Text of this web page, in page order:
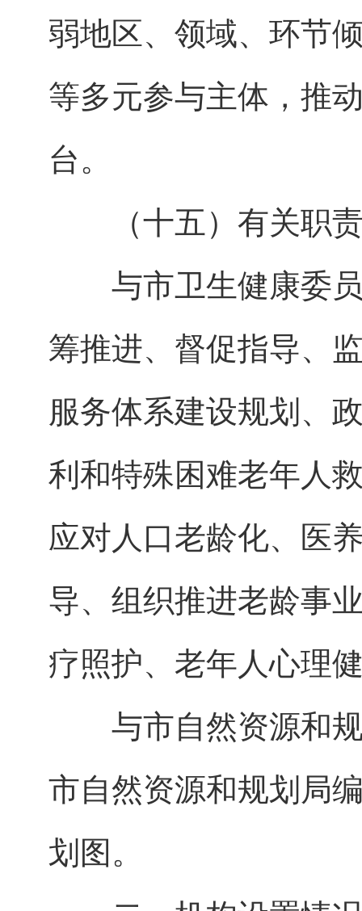
弱地区、领域、环节
等多元参与主体，推
台。
（十五）有关职责
与市卫生健康委员
筹推进、督促指导、
服务体系建设规划、
利和特殊困难老年人
应对人口老龄化、医
导、组织推进老龄事
疗照护、老年人心理
与市自然资源和规
市自然资源和规划局
划图。